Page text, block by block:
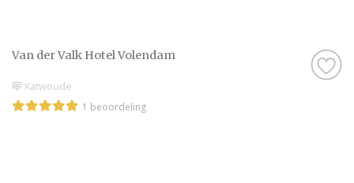
Van der Valk Hotel Volendam
Katwoude
1 beoordeling